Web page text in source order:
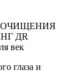
ОЧИЩЕНИЯ
ДR
век
глаза и